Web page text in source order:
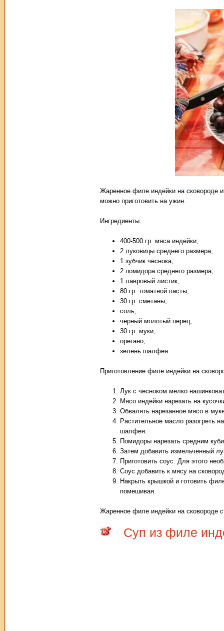
Жаренное филе индейки на сковороде
можно приготовить на ужин.
Ингредиенты:
400-500 гр. мяса индейки;
2 луковицы среднего размера;
1 зубчик чеснока;
2 помидора среднего размера;
1 лавровый листик;
80 гр. томатной пасты;
30 гр. сметаны;
соль;
черный молотый перец;
30 гр. муки;
орегано;
зелень шалфея.
Приготовление филе индейки на
Лук с чесноком мелко
Мясо индейки нарезать на
Обвалять нарезанное мясо в
Растительное масло разогреть
шалфея.
Помидоры нарезать средним
Затем добавить измельченный
Приготовить соус. Для этого
Соус добавить к мясу на
Накрыть крышкой и готовить
помешивая.
Жаренное филе индейки на сковороде
Суп из филе